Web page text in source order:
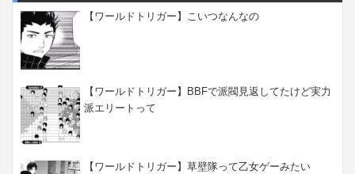
【ワールドトリガー】こいつなんなの
【ワールドトリガー】BBFで派閥見返してたけど実力
派エリートって
【ワールドトリガー】草壁隊って乙女ゲーみたい